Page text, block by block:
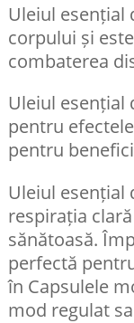
Uleiul esențial
corpului și
combaterea
Uleiul esențial
pentru
pentru
Uleiul esențial
respirația
sănătoasă.
perfectă
în Capsulele
mod regulat